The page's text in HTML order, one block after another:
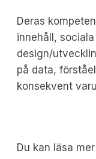
Deras
innehåll, sociala
design/
på data,
konsekvent
Du kan läsa